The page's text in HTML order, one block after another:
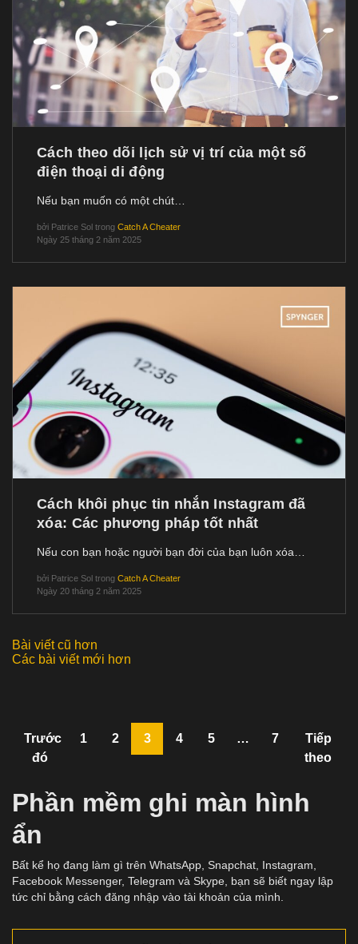
Cách theo dõi lịch sử vị trí của một số
điện thoại di động
Nếu bạn muốn có một chút…
bởi Patrice Sol trong Catch A Cheater
Ngày 25 tháng 2 năm 2025
Cách khôi phục tin nhắn Instagram đã
xóa: Các phương pháp tốt nhất
Nếu con bạn hoặc người bạn đời của bạn luôn xóa…
bởi Patrice Sol trong Catch A Cheater
Ngày 20 tháng 2 năm 2025
Điều
viết
Bài viết cũ hơn
Các bài viết mới hơn
Trước
đó
1 2 3 4 5 … 7
Tiếp
theo
Phần mềm ghi màn hình
ẩn
Bất kể họ đang làm gì trên WhatsApp, Snapchat, Instagram,
Facebook Messenger, Telegram và Skype, bạn sẽ biết ngay lập
tức chỉ bằng cách đăng nhập vào tài khoản của mình.